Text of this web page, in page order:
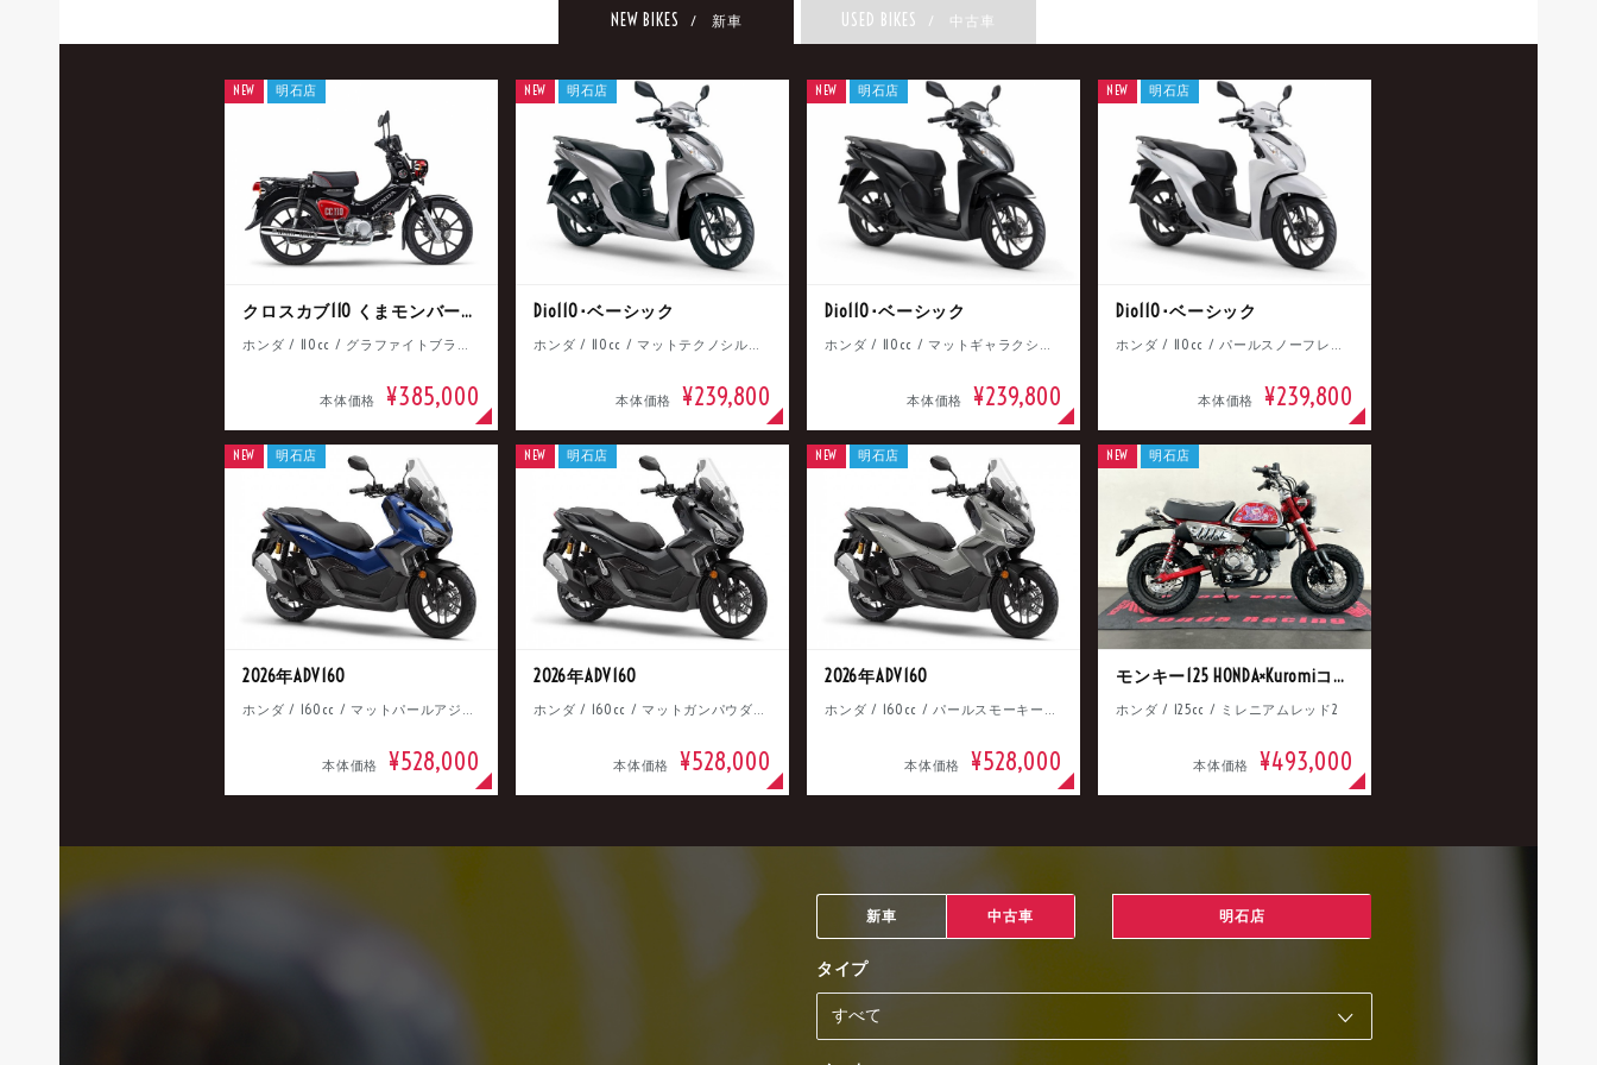
NEW BIKES / 新車 USED BIKES / 中古車
クロスカブ110 くまモンバージョン
ホンダ / 110cc / グラファイトブラック
本体価格 ¥385,000
NEW 明石店
Dio110･ベーシック
ホンダ / 110cc / マットテクノシルバーメタリック
本体価格 ¥239,800
NEW 明石店
Dio110･ベーシック
ホンダ / 110cc / マットギャラクシーブラックメタリック
本体価格 ¥239,800
NEW 明石店
Dio110･ベーシック
ホンダ / 110cc / パールスノーフレークホワイト
本体価格 ¥239,800
NEW 明石店
2026年ADV160
ホンダ / 160cc / マットパールアジャイルブルー
本体価格 ¥528,000
NEW 明石店
2026年ADV160
ホンダ / 160cc / マットガンパウダーブラックメタリック
本体価格 ¥528,000
NEW 明石店
2026年ADV160
ホンダ / 160cc / パールスモーキーグレー
本体価格 ¥528,000
NEW 明石店
モンキー125 HONDA×Kuromiコラボ
ホンダ / 125cc / ミレニアムレッド2
本体価格 ¥493,000
NEW 明石店
新車 中古車 明石店
タイプ